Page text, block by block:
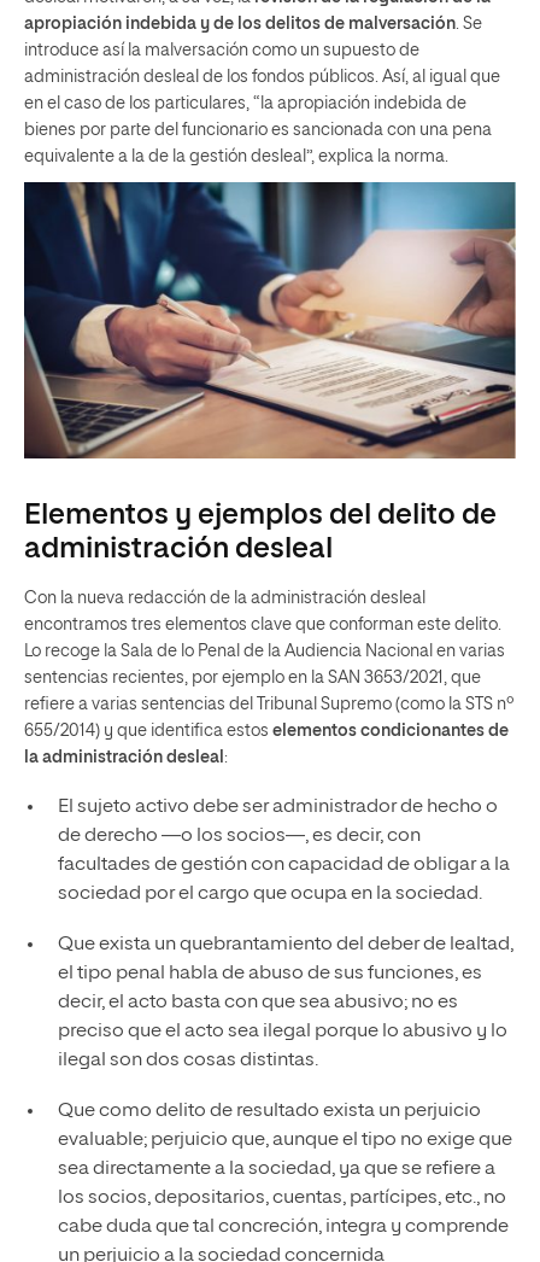
apropiación indebida y de los delitos de malversación . Se
introduce así la malversación como un supuesto de
administración desleal de los fondos públicos. Así, al igual que
en el caso de los particulares, “la apropiación indebida de
bienes por parte del funcionario es sancionada con una pena
equivalente a la de la gestión desleal”, explica la norma.
Elementos y ejemplos del delito de
administración desleal
Con la nueva redacción de la administración desleal
encontramos tres elementos clave que conforman este delito.
Lo recoge la Sala de lo Penal de la Audiencia Nacional en varias
sentencias recientes, por ejemplo en la SAN 3653/2021, que
refiere a varias sentencias del Tribunal Supremo (como la STS nº
655/2014) y que identifica estos elementos condicionantes de
la administración desleal :
El sujeto activo debe ser administrador de hecho o
de derecho —o los socios—, es decir, con
facultades de gestión con capacidad de obligar a la
sociedad por el cargo que ocupa en la sociedad.
Que exista un quebrantamiento del deber de lealtad,
el tipo penal habla de abuso de sus funciones, es
decir, el acto basta con que sea abusivo; no es
preciso que el acto sea ilegal porque lo abusivo y lo
ilegal son dos cosas distintas.
Que como delito de resultado exista un perjuicio
evaluable; perjuicio que, aunque el tipo no exige que
sea directamente a la sociedad, ya que se refiere a
los socios, depositarios, cuentas, partícipes, etc., no
cabe duda que tal concreción, integra y comprende
un perjuicio a la sociedad concernida